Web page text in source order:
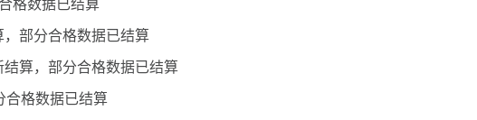
格数据已结算
部分合格数据已结算
算，部分合格数据已结算
格数据已结算